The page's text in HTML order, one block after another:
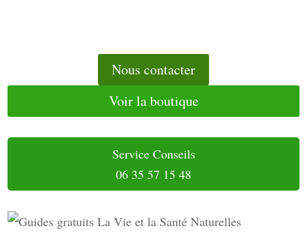
Voir la boutique
Service Conseils
06 35 57 15 48
Nous contacter